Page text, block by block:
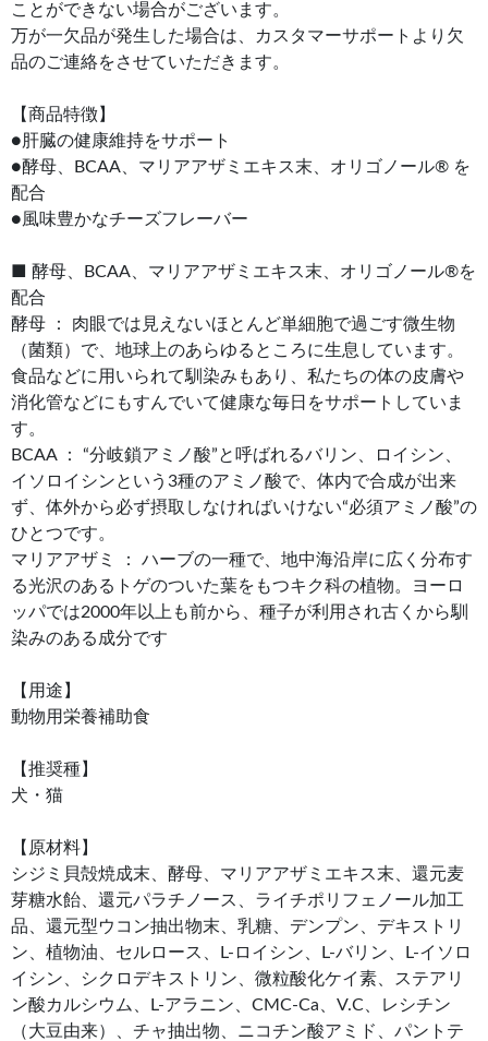
ことができない場合がございます。
万が一欠品が発生した場合は、カスタマーサポートより欠
品のご連絡をさせていただきます。
【商品特徴】
●肝臓の健康維持をサポート
●酵母、BCAA、マリアアザミエキス末、オリゴノール® を
配合
●風味豊かなチーズフレーバー
■ 酵母、BCAA、マリアアザミエキス末、オリゴノール®を
配合
酵母 ： 肉眼では見えないほとんど単細胞で過ごす微生物
（菌類）で、地球上のあらゆるところに生息しています。
食品などに用いられて馴染みもあり、私たちの体の皮膚や
消化管などにもすんでいて健康な毎日をサポートしていま
す。
BCAA ： “分岐鎖アミノ酸”と呼ばれるバリン、ロイシン、
イソロイシンという3種のアミノ酸で、体内で合成が出来
ず、体外から必ず摂取しなければいけない“必須アミノ酸”の
ひとつです。
マリアアザミ ： ハーブの一種で、地中海沿岸に広く分布す
る光沢のあるトゲのついた葉をもつキク科の植物。ヨーロ
ッパでは2000年以上も前から、種子が利用され古くから馴
染みのある成分です
【用途】
動物用栄養補助食
【推奨種】
犬・猫
【原材料】
シジミ貝殻焼成末、酵母、マリアアザミエキス末、還元麦
芽糖水飴、還元パラチノース、ライチポリフェノール加工
品、還元型ウコン抽出物末、乳糖、デンプン、デキストリ
ン、植物油、セルロース、L-ロイシン、L-バリン、L-イソロ
イシン、シクロデキストリン、微粒酸化ケイ素、ステアリ
ン酸カルシウム、L-アラニン、CMC-Ca、V.C、レシチン
（大豆由来）、チャ抽出物、ニコチン酸アミド、パントテ